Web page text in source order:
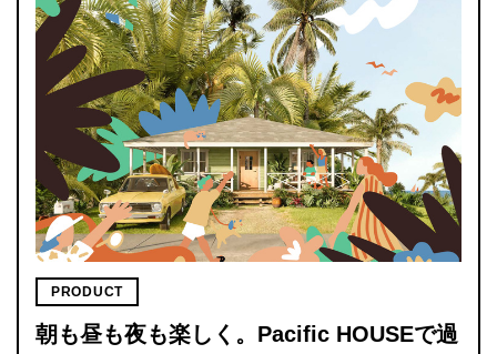
PRODUCT
朝も昼も夜も楽しく。Pacific HOUSEで過